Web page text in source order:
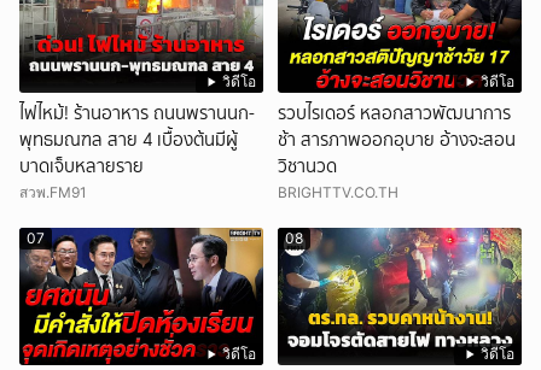
วิดีโอ
ไฟไหม้! ร้านอาหาร ถนนพรานนก-
พุทธมณฑล สาย 4 เบื้องต้นมีผู้
บาดเจ็บหลายราย
สวพ.FM91
วิดีโอ
รวบไรเดอร์ หลอกสาวพัฒนาการ
ช้า สารภาพออกอุบาย อ้างจะสอน
วิชานวด
BRIGHTTV.CO.TH
วิดีโอ
07
วิดีโอ
08